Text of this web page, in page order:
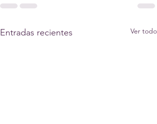
Entradas recientes Ver todo